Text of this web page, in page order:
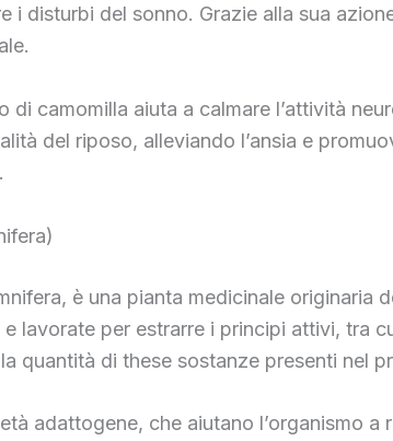
i disturbi del sonno. Grazie alla sua
di camomilla aiuta a calmare l’attività
del riposo, alleviando l’ansia e
è una pianta medicinale originaria
lavorate per estrarre i principi attivi, tra
quantità di these sostanze presenti nel
adattogene, che aiutano l’organismo